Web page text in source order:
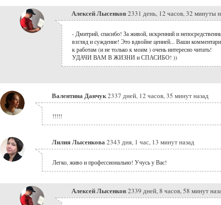
Алексей Лысенков2331 день, 12 часов, 32 минуты
- Дмитрий, спасибо! За живой, искренний и
взгляд и суждение! Это вдвойне ценней... Ваши
к работам (и не только к моим ) очень интересно читать!
УДАЧИ ВАМ В ЖИЗНИ и СПАСИБО! ))
Валентина Данчук2337 дней, 12 часов, 35 минут назад
!!!!!
Лилия Лысенкова2343 дня, 1 час, 13 минут назад
Легко, живо и профессионально! Учусь у Вас!
Алексей Лысенков2339 дней, 8 часов, 58 минут